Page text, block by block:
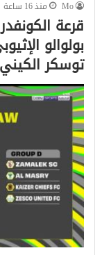
Mo منذ 16 ساعة
قرعة
بولوالو
توسكر الكيني